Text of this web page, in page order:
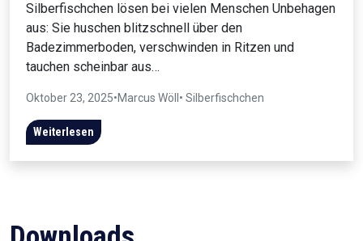
Silberfischchen lösen bei vielen Menschen Unbehagen
aus: Sie huschen blitzschnell über den
Badezimmerboden, verschwinden in Ritzen und
tauchen scheinbar aus…
Oktober 23, 2025•Marcus Wöll • Silberfischchen
Weiterlesen